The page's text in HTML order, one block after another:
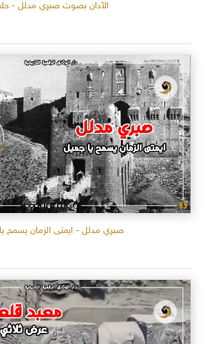
الآذان بصوت صبري مدلل - حلب
صبري مدلل - ايمتى الزمان يسمح يا